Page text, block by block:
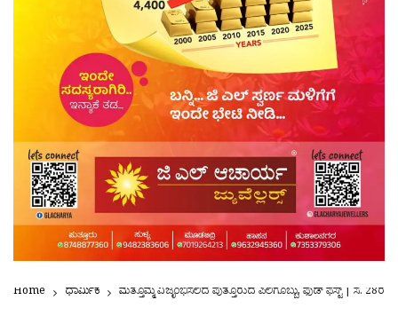
Home ಧಾರ್ಮಿಕ ಮತ್ತೊಮ್ಮೆ ವಿಜೃಂಭಿಸಲಿದೆ ಪುತ್ತೂರುದ ಪಿಲಿಗೊಬ್ಬು, ಫುಡ್ ಫೆಸ್ಟ್ | ಸೆ.